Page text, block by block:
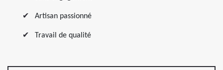
Artisan passionné
Travail de qualité